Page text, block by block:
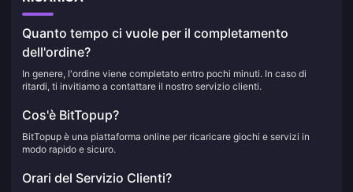
Quanto tempo ci vuole per il completamento
dell'ordine?
In genere, l'ordine viene completato entro pochi minuti. In caso di
ritardi, ti invitiamo a contattare il nostro servizio clienti.
Cos'è BitTopup?
BitTopup è una piattaforma online per ricaricare giochi e servizi in
modo rapido e sicuro.
Orari del Servizio Clienti?